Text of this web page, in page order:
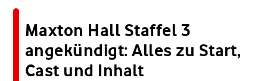
Maxton Hall Staffel 3
angekündigt: Alles zu Start,
Cast und Inhalt